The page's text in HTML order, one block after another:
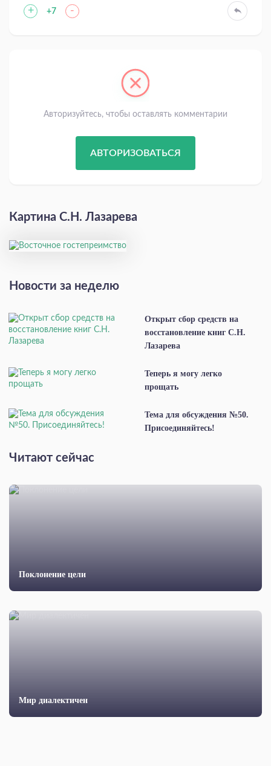
+ +7 -
Авторизуйтесь, чтобы оставлять комментарии
АВТОРИЗОВАТЬСЯ
Картина С.Н. Лазарева
Новости за неделю
Открыт сбор средств на
восстановление книг С.Н.
Лазарева
Теперь я могу легко
прощать
Тема для обсуждения №50.
Присоединяйтесь!
Читают сейчас
Поклонение цели
Мир диалектичен